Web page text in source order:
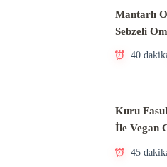
Mantarlı
Sebzeli
40
Kuru
İle Vegan
45